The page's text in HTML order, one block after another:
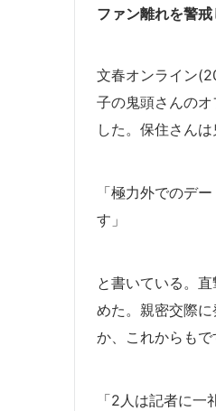
ファン離れを警
文春オンライン
子の鬼頭さんの
した。保住さん
「極力外でのデ
す」
と書いている。
めた。親密交際
か、これからもで
「2人は記者に